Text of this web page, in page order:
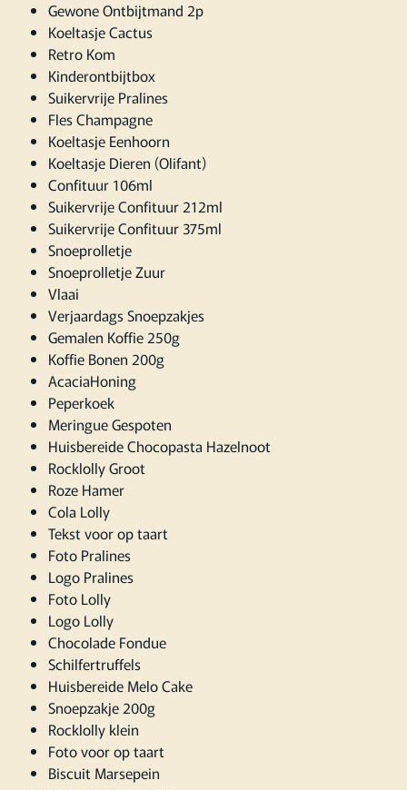
Gewone Ontbijtmand 2p
Koeltasje Cactus
Retro Kom
Kinderontbijtbox
Suikervrije Pralines
Fles Champagne
Koeltasje Eenhoorn
Koeltasje Dieren (Olifant)
Confituur 106ml
Suikervrije Confituur 212ml
Suikervrije Confituur 375ml
Snoeprolletje
Snoeprolletje Zuur
Vlaai
Verjaardags Snoepzakjes
Gemalen Koffie 250g
Koffie Bonen 200g
AcaciaHoning
Peperkoek
Meringue Gespoten
Huisbereide Chocopasta Hazelnoot
Rocklolly Groot
Roze Hamer
Cola Lolly
Tekst voor op taart
Foto Pralines
Logo Pralines
Foto Lolly
Logo Lolly
Chocolade Fondue
Schilfertruffels
Huisbereide Melo Cake
Snoepzakje 200g
Rocklolly klein
Foto voor op taart
Biscuit Marsepein